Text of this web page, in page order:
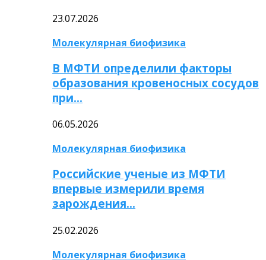
23.07.2026
Молекулярная биофизика
В МФТИ определили факторы
образования кровеносных сосудов
при…
06.05.2026
Молекулярная биофизика
Российские ученые из МФТИ
впервые измерили время
зарождения…
25.02.2026
Молекулярная биофизика